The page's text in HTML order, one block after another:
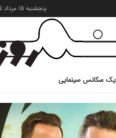
پنجشنبه 15 مرداد 1405
یک سکانس سینمایی